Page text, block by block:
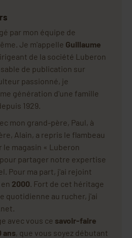
par mon équipe de
Je m'appelle Guillaume
de la société Luberon
de publication sur
passionné, je
génération d'une famille
1929.
mon grand-père, Paul, à
Alain, a repris le flambeau
le magasin « Luberon
partager notre expertise
Pour ma part, j'ai rejoint
2000 . Fort de cet héritage
quotidienne au rucher, j'ai
avec vous ce savoir-faire
ans, que vous soyez débutant